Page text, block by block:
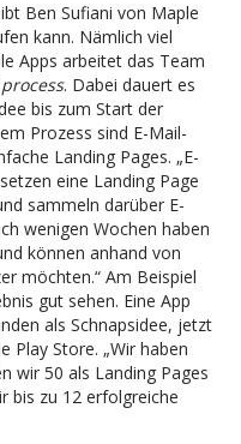
Ben Sufiani von Maple
kann. Nämlich viel
Apps arbeitet das Team
. Dabei dauert es
bis zum Start der
Prozess sind E-Mail-
Landing Pages. „E-
eine Landing Page
sammeln darüber E-
wenigen Wochen haben
können anhand von
möchten.“ Am Beispiel
gut sehen. Eine App
als Schnapsidee, jetzt
Play Store. „Wir haben
wir 50 als Landing Pages
bis zu 12 erfolgreiche